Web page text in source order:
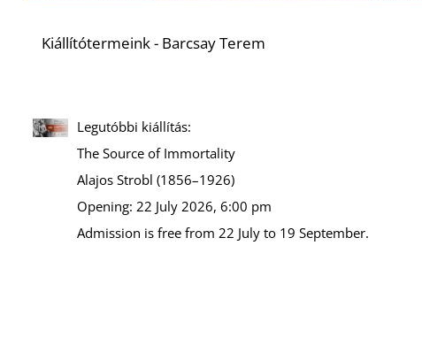
Kiállítótermeink - Barcsay Terem
Legutóbbi kiállítás:
The Source of Immortality
Alajos Strobl (1856–1926)
Opening: 22 July 2026, 6:00 pm
Admission is free from 22 July to 19 September.